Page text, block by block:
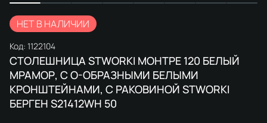
НЕТ В НАЛИЧИИ
Код: 1122104
СТОЛЕШНИЦА STWORKI МОНТРЕ 120 БЕЛЫЙ
МРАМОР, С О-ОБРАЗНЫМИ БЕЛЫМИ
КРОНШТЕЙНАМИ, С РАКОВИНОЙ STWORKI
БЕРГЕН S21412WH 50